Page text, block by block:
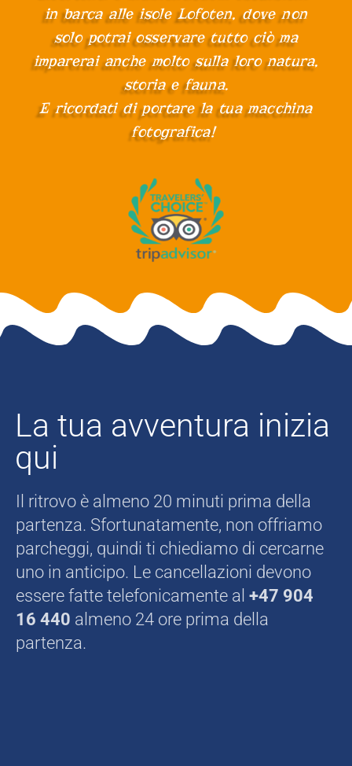
in barca alle isole Lofoten, dove non
solo potrai osservare tutto ciò ma
imparerai anche molto sulla loro natura,
storia e fauna.
E ricordati di portare la tua macchina
fotografica!
La tua avventura inizia
qui
Il ritrovo è almeno 20 minuti prima della
partenza. Sfortunatamente, non offriamo
parcheggi, quindi ti chiediamo di cercarne
uno in anticipo. Le cancellazioni devono
essere fatte telefonicamente al +47 904
16 440 almeno 24 ore prima della
partenza.